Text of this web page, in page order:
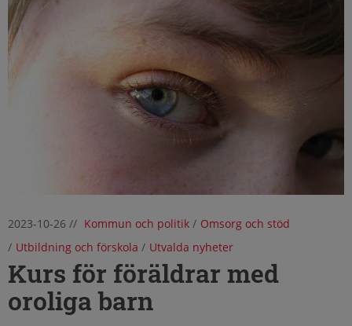
2023-10-26 // Kommun och politik/ Omsorg och stöd
/ Utbildning och förskola / Utvalda nyheter
Kurs för föräldrar med
oroliga barn